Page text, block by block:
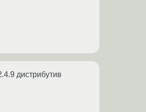
дистрибутив